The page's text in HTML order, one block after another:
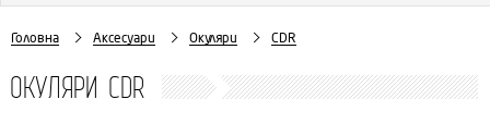
Головна Аксесуари Окуляри CDR
ОКУЛЯРИ CDR